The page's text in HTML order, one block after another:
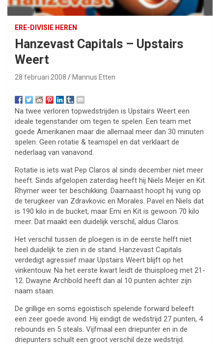
ERE-DIVISIE HEREN
Hanzevast Capitals – Upstairs
Weert
28 februari 2008 Mannus Etten
Na twee verloren topwedstrijden is Upstairs Weert een
ideale tegenstander om tegen te spelen. Een team met
goede Amerikanen maar die allemaal meer dan 30 minuten
spelen. Geen rotatie & teamspel en dat verklaart de
nederlaag van vanavond.
Rotatie is iets wat Pep Claros al sinds december niet meer
heeft. Sinds afgelopen zaterdag heeft hij Niels Meijer en Kit
Rhymer weer ter beschikking. Daarnaast hoopt hij vurig op
de terugkeer van Zdravkovic en Morales. Pavel en Niels dat
is 190 kilo in de bucket, maar Emi en Kit is gewoon 70 kilo
meer. Dat maakt een duidelijk verschil, aldus Claros.
Het verschil tussen de ploegen is in de eerste helft niet
heel duidelijk te zien in de stand. Hanzevast Capitals
verdedigt agressief maar Upstairs Weert blijft op het
vinkentouw. Na het eerste kwart leidt de thuisploeg met 21-
12. Dwayne Archbold heeft dan al 10 punten achter zijn
naam staan.
De grillige en soms egoistisch spelende forward beleeft
een zeer goede avond. Hij eindigt de wedstrijd 27 punten, 4
rebounds en 5 steals. Vijfmaal een driepunter en in de
driepunters schuilt een groot verschil deze wedstrijd.